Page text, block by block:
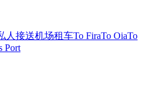
人接送机场租车To FiraTo OiaTo
Port